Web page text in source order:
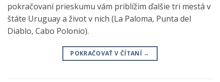
pokračovaní prieskumu vám priblížim ďalšie tri mestá v
štáte Uruguay a život v nich (La Paloma, Punta del
Diablo, Cabo Polonio).
POKRAČOVAŤ V ČÍTANÍ →